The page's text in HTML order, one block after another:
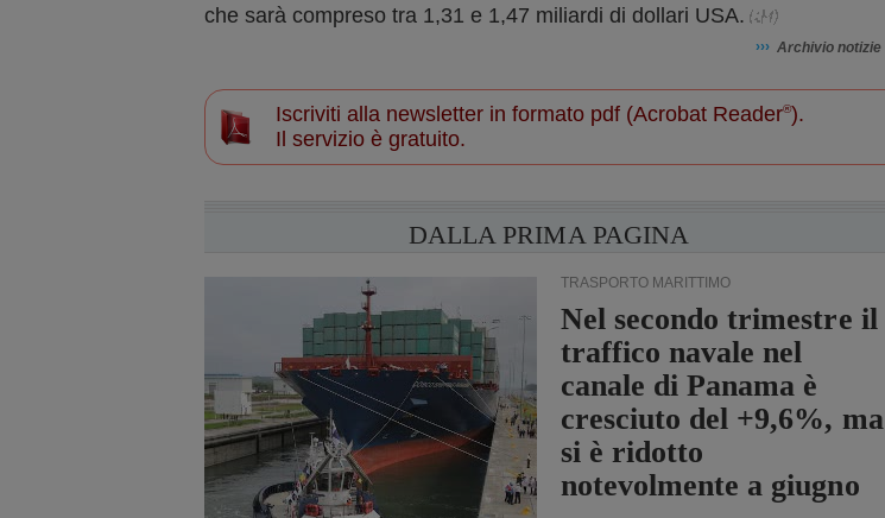
che sarà compreso tra 1,31 e 1,47 miliardi di dollari USA.
››› Archivio notizie
Iscriviti alla newsletter in formato pdf (Acrobat Reader®).
Il servizio è gratuito.
DALLA PRIMA PAGINA
TRASPORTO MARITTIMO
Nel secondo trimestre il
traffico navale nel
canale di Panama è
cresciuto del +9,6%, ma
si è ridotto
notevolmente a giugno